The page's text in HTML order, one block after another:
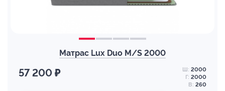
Матрас Lux Duo M/S 2000
57 200 ₽ Ш: 2000
Г: 2000
В: 260